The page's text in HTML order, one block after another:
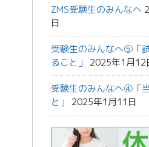
ZMS受験生のみんなへ
日
受験生のみんなへ⑤「
ること」
2025年1月12
受験生のみんなへ④「
と」
2025年1月11日